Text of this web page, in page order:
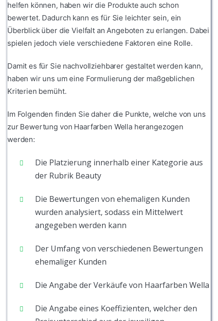
helfen können, haben wir die Produkte auch schon
bewertet. Dadurch kann es für Sie leichter sein, ein
Überblick über die Vielfalt an Angeboten zu erlangen. Dabei
spielen jedoch viele verschiedene Faktoren eine Rolle.
Damit es für Sie nachvollziehbarer gestaltet werden kann,
haben wir uns um eine Formulierung der maßgeblichen
Kriterien bemüht.
Im Folgenden finden Sie daher die Punkte, welche von uns
zur Bewertung von Haarfarben Wella herangezogen
werden:
Die Platzierung innerhalb einer Kategorie aus
der Rubrik Beauty
Die Bewertungen von ehemaligen Kunden
wurden analysiert, sodass ein Mittelwert
angegeben werden kann
Der Umfang von verschiedenen Bewertungen
ehemaliger Kunden
Die Angabe der Verkäufe von Haarfarben Wella
Die Angabe eines Koeffizienten, welcher den